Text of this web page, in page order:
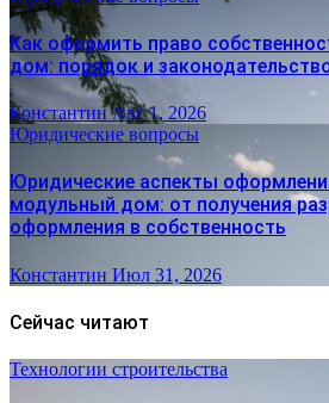
Как оформить право
дом: порядок и
КонстантинАвг 1, 2026
Юридические вопросы
Юридические аспекты
модульный дом: от получения
оформления в собственность
Константин Июл 31, 2026
Сейчас читают
Технологии строительства